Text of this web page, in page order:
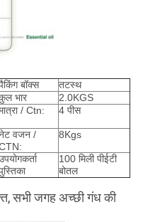
बॉक्स
तटस्थ
भार
2.0KGS
/ Ctn: 4 पीस
वजन /
8Kgs
100 मिली पीईटी
बोतल
सभी जगह अच्छी गंध की